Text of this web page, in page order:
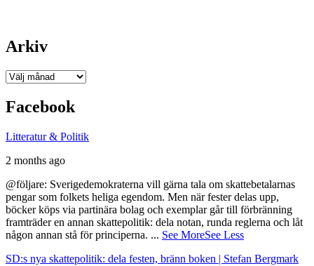
Arkiv
Arkiv
Facebook
Litteratur & Politik
2 months ago
@följare: Sverigedemokraterna vill gärna tala om skattebetalarnas
pengar som folkets heliga egendom. Men när fester delas upp,
böcker köps via partinära bolag och exemplar går till förbränning
framträder en annan skattepolitik: dela notan, runda reglerna och låt
någon annan stå för principerna. ... See MoreSee Less
SD:s nya skattepolitik: dela festen, bränn boken | Stefan Bergmark